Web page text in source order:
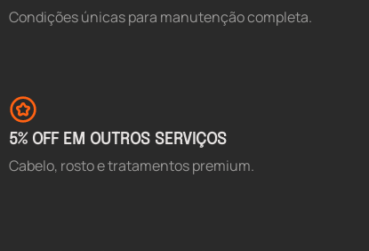
Condições únicas para manutenção completa.
5% OFF EM OUTROS SERVIÇOS
Cabelo, rosto e tratamentos premium.